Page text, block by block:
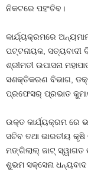
ନିକଟରେ ପହଂଚିବ।
କାର୍ଯ୍ୟକ୍ରମରେ
ପଟ୍ଟନାୟକ, ସତ୍ୟବାଦୀ
ଶ୍ରୀମତୀ ଉପାସନା
ସଶକ୍ତିକରଣ ବିଭାଗ,
ପ୍ରଫେସର୍ ପ୍ରଭାତ
ଉକ୍ତ କାର୍ଯ୍ୟକ୍ରମ ରେ
ସଚିବ ତଥା ଭାରତୀୟ
ମଙ୍ଗିଲାଲ୍ ଜାଟ୍ ସ୍ୱାଗତ
ଶୁଭମ ସକ୍ସେନା